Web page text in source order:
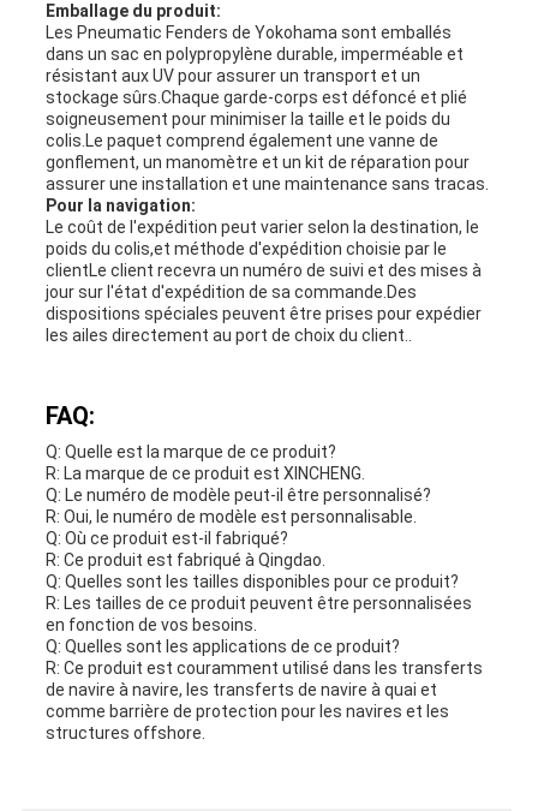
Emballage du produit:
Les Pneumatic Fenders de Yokohama sont emballés
dans un sac en polypropylène durable, imperméable et
résistant aux UV pour assurer un transport et un
stockage sûrs.Chaque garde-corps est défoncé et plié
soigneusement pour minimiser la taille et le poids du
colis.Le paquet comprend également une vanne de
gonflement, un manomètre et un kit de réparation pour
assurer une installation et une maintenance sans tracas.
Pour la navigation:
Le coût de l'expédition peut varier selon la destination, le
poids du colis,et méthode d'expédition choisie par le
clientLe client recevra un numéro de suivi et des mises à
jour sur l'état d'expédition de sa commande.Des
dispositions spéciales peuvent être prises pour expédier
les ailes directement au port de choix du client..
FAQ:
Q: Quelle est la marque de ce produit?
R: La marque de ce produit est XINCHENG.
Q: Le numéro de modèle peut-il être personnalisé?
R: Oui, le numéro de modèle est personnalisable.
Q: Où ce produit est-il fabriqué?
R: Ce produit est fabriqué à Qingdao.
Q: Quelles sont les tailles disponibles pour ce produit?
R: Les tailles de ce produit peuvent être personnalisées
en fonction de vos besoins.
Q: Quelles sont les applications de ce produit?
R: Ce produit est couramment utilisé dans les transferts
de navire à navire, les transferts de navire à quai et
comme barrière de protection pour les navires et les
structures offshore.